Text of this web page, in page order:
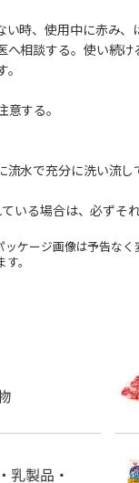
時、使用中に赤み
相談する。使い続け
する。
水で充分に洗い流
いる場合は、必ずそ
ケージ画像は予告な
。